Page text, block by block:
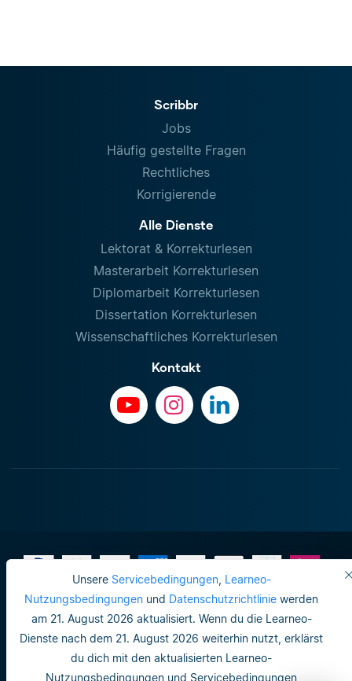
Unsere Servicebedingungen, Learneo-
Nutzungsbedingungen und Datenschutzrichtlinie werden
am 21. August 2026 aktualisiert. Wenn du die Learneo-
Dienste nach dem 21. August 2026 weiterhin nutzt, erklärst
du dich mit den aktualisierten Learneo-
Nutzungsbedingungen und Servicebedingungen
Scribbr
Jobs
Häufig gestellte Fragen
Rechtliches
Korrigierende
Alle Dienste
Lektorat & Korrekturlesen
Masterarbeit Korrekturlesen
Diplomarbeit Korrekturlesen
Dissertation Korrekturlesen
Wissenschaftliches Korrekturlesen
Kontakt
Impressum
Do not sell or share my personal info